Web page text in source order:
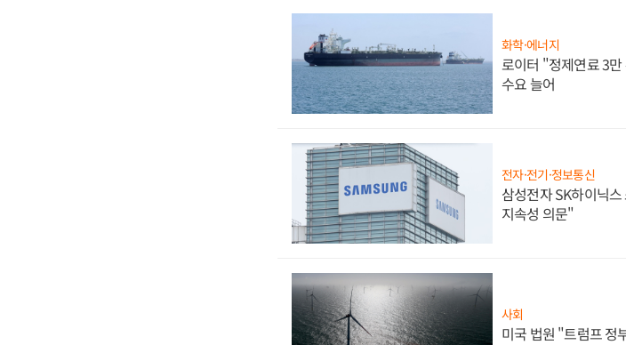
화학·에너지
로이터 "정제연료 3
수요 늘어
전자·전기·정보통신
삼성전자 SK하이닉
지속성 의문"
사회
미국 법원 "트럼프 정